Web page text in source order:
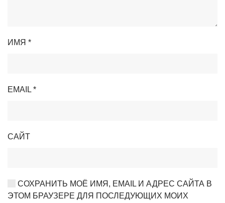
ИМЯ *
EMAIL *
САЙТ
СОХРАНИТЬ МОЁ ИМЯ, EMAIL И АДРЕС САЙТА В
ЭТОМ БРАУЗЕРЕ ДЛЯ ПОСЛЕДУЮЩИХ МОИХ